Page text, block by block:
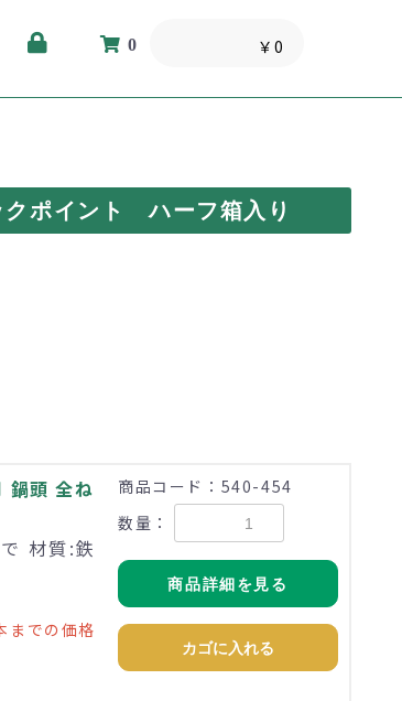
0 ￥0
ポイント ハーフ箱入り
鍋頭 全ね
材質:鉄
までの価格
商品コード：540-454
数量：
商品詳細を見る
カゴに入れる